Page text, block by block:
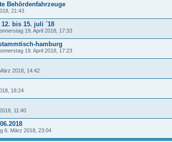
Behördenfahrzeuge
21:43
bis 15. juli ´18
19. April 2018, 17:33
hamburg
19. April 2018, 17:23
2018, 14:42
18:24
11:40
6. März 2018, 23:04